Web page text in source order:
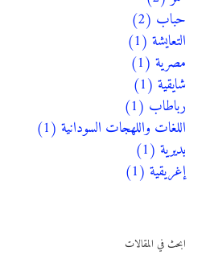
ابحث في المقالات
حباب (2)
التعايشة (1)
مصرية (1)
شايقية (1)
رباطاب (1)
اللغات واللهجات السودانية (1)
بديرية (1)
إغريقية (1)